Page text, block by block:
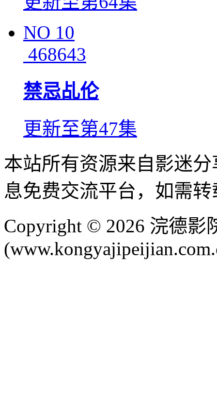
NO 10
468643
禁忌乩伦
更新至第47集
本站所有资源来自影迷
息免费交流平台，如需
Copyright © 2026 浣德影